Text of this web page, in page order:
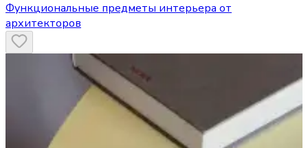
Функциональные предметы интерьера от
архитекторов